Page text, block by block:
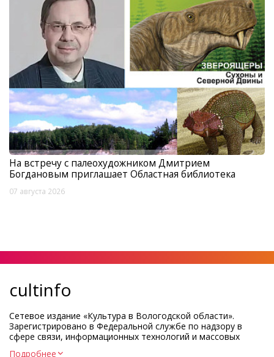
На встречу с палеохудожником Дмитрием
Богдановым приглашает Областная библиотека
07 августа 2026
cultinfo
Сетевое издание «Культура в Вологодской области».
Зарегистрировано в Федеральной службе по надзору в
сфере связи, информационных технологий и массовых
Подробнее